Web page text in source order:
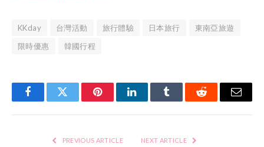
KKday 台灣活動 旅行體驗 日本旅行
東南亞旅遊
限時優惠
韓國行程
FacebookTwitter PinterestLinkedInTumblr Reddit Email
PREVIOUS ARTICLE NEXT ARTICLE